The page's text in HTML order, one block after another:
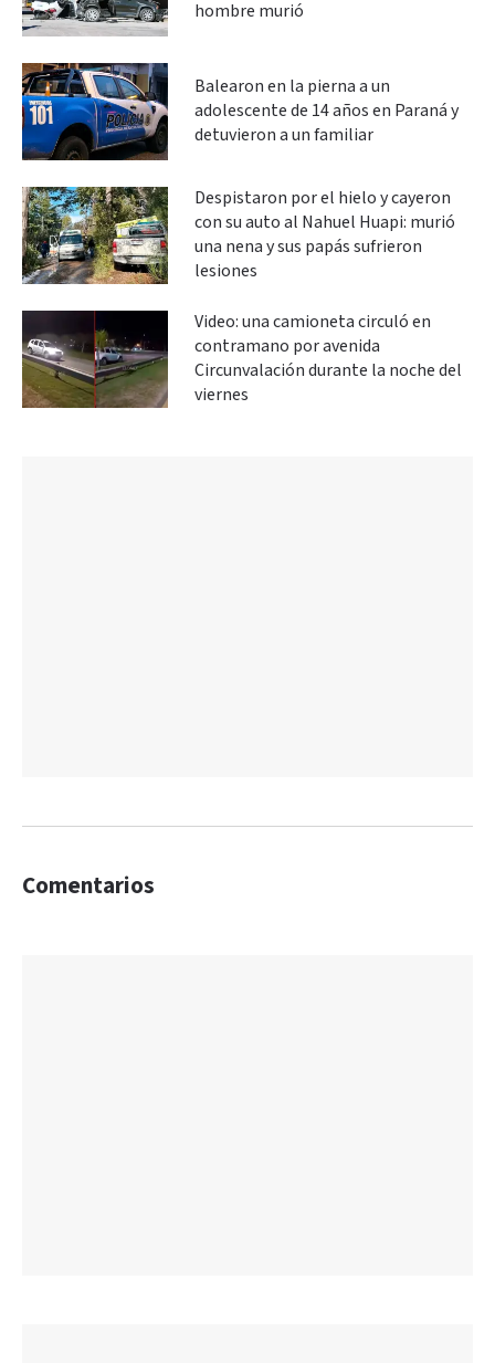
hombre murió
Balearon en la pierna a un
adolescente de 14 años en Paraná y
detuvieron a un familiar
Despistaron por el hielo y cayeron
con su auto al Nahuel Huapi: murió
una nena y sus papás sufrieron
lesiones
Video: una camioneta circuló en
contramano por avenida
Circunvalación durante la noche del
viernes
Comentarios